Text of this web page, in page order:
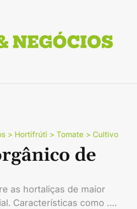
> Hortifrúti > Tomate > Cultivo
de
as hortaliças de maior
Características como ....